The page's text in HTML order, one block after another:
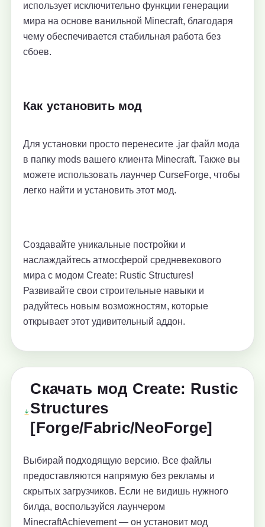
использует исключительно функции генерации
мира на основе ванильной Minecraft, благодаря
чему обеспечивается стабильная работа без
сбоев.
Как установить мод
Для установки просто перенесите .jar файл мода
в папку mods вашего клиента Minecraft. Также вы
можете использовать лаунчер CurseForge, чтобы
легко найти и установить этот мод.
Создавайте уникальные постройки и
наслаждайтесь атмосферой средневекового
мира с модом Create: Rustic Structures!
Развивайте свои строительные навыки и
радуйтесь новым возможностям, которые
открывает этот удивительный аддон.
Скачать мод Create: Rustic
Structures
[Forge/Fabric/NeoForge]
Выбирай подходящую версию. Все файлы
предоставляются напрямую без рекламы и
скрытых загрузчиков. Если не видишь нужного
билда, воспользуйся лаунчером
MinecraftAchievement — он установит мод